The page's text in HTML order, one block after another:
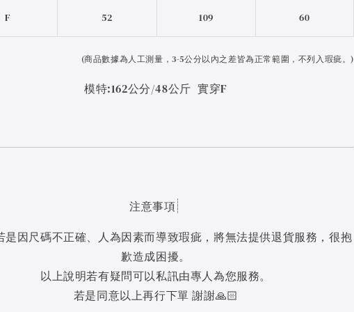
F 52 109 60
(商品數據為人工測量，3-5公分以內之差皆為正常範圍，不列入瑕疵。)
模特:162公分/48公斤 實穿F
注意事項
是因尺碼不正確、人為因素而導致瑕疵，將無法提供退貨服務，很抱
歉造成困擾。
以上說明若有疑問可以私訊由專人為您服務。
若是同意以上再行下單 謝謝🙏🏻